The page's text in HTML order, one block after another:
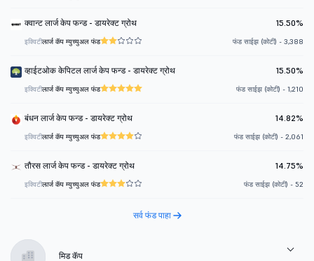
क्वान्ट लार्ज केप फन्ड - डायरेक्ट ग्रोथ 15.50%
इक्विटीलार्ज कॅप म्युच्युअल फंड फंड साईझ (कोटी) - 3,388
व्हाईटओक केपिटल लार्ज केप फन्ड - डायरेक्ट ग्रोथ 15.50%
इक्विटीलार्ज कॅप म्युच्युअल फंड फंड साईझ (कोटी) - 1,210
बंधन लार्ज केप फन्ड - डायरेक्ट ग्रोथ 14.82%
इक्विटीलार्ज कॅप म्युच्युअल फंड फंड साईझ (कोटी) - 2,061
तौरस लार्ज केप फन्ड - डायरेक्ट ग्रोथ 14.75%
इक्विटीलार्ज कॅप म्युच्युअल फंड फंड साईझ (कोटी) - 52
सर्व फंड पाहा
मिड कॅप